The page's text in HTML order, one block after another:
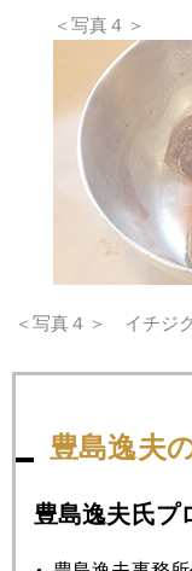
＜写真４＞
＜写真４＞ イチジ
7月 8月
豊島逸夫
豊島逸夫氏プ